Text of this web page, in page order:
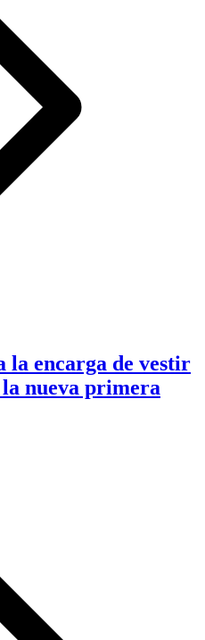
la encarga de vestir
nueva primera